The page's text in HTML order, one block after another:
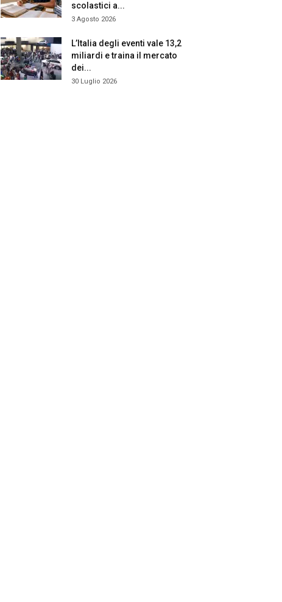
scolastici a...
3 Agosto 2026
L’Italia degli eventi vale 13,2
miliardi e traina il mercato
dei...
30 Luglio 2026